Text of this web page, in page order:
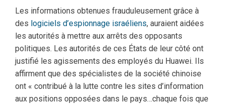
Les informations obtenues frauduleusement grâce à
des logiciels d’espionnage israéliens, auraient aidées
les autorités à mettre aux arrêts des opposants
politiques. Les autorités de ces États de leur côté ont
justifié les agissements des employés du Huawei. Ils
affirment que des spécialistes de la société chinoise
ont « contribué à la lutte contre les sites d’information
aux positions opposées dans le pays…chaque fois que